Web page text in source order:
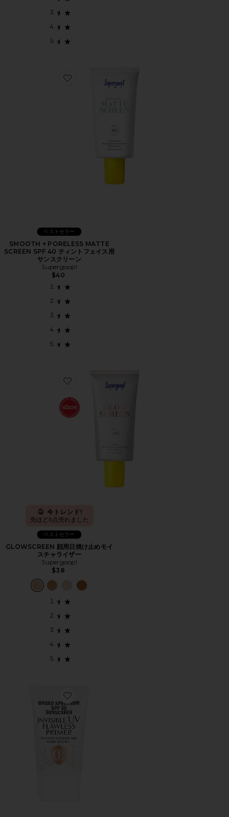
Favorite SMOOTH + PORELESS MATTE SCREEN SPF
ベストセラー
SMOOTH + PORELESS MATTE
SCREEN SPF 40 ティントフェイス用
サンスクリーン
Supergoop!
$40
Favorite GLOWSCREEN 顔用日焼け止めモイスチャライ
今トレンド!
先ほど6点売れました
ベストセラー
GLOWSCREEN 顔用日焼け止めモイ
スチャライザー
Supergoop!
$38
Favorite BROAD SPECTRUM SPF 50 SUNSCREEN